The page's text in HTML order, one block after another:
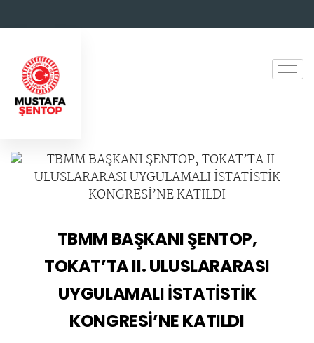
TBMM BAŞKANI ŞENTOP,
TOKAT’TA II. ULUSLARARASI
UYGULAMALI İSTATİSTİK
KONGRESİ’NE KATILDI